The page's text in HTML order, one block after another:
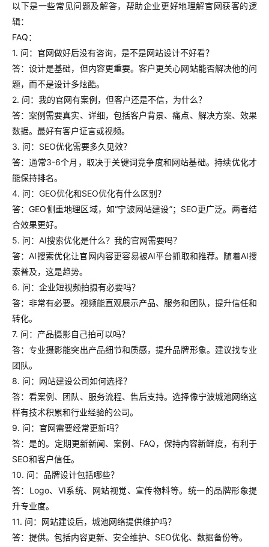
以下是一些常见问题及解答，帮助企业更好地理解官网获客的逻
辑：
FAQ：
1. 问：官网做好后没有咨询，是不是网站设计不好看？
答：设计是基础，但内容更重要。客户更关心网站能否解决他的问
题，而不是设计多炫酷。
2. 问：我的官网有案例，但客户还是不信，为什么？
答：案例需要真实、详细，包括客户背景、痛点、解决方案、效果
数据。最好有客户证言或视频。
3. 问：SEO优化需要多久见效？
答：通常3-6个月，取决于关键词竞争度和网站基础。持续优化才
能保持排名。
4. 问：GEO优化和SEO优化有什么区别？
答：GEO侧重地理区域，如“宁波网站建设”；SEO更广泛。两者结
合效果更好。
5. 问：AI搜索优化是什么？我的官网需要吗？
答：AI搜索优化让官网内容更容易被AI平台抓取和推荐。随着AI搜
索普及，这是趋势。
6. 问：企业短视频拍摄有必要吗？
答：非常有必要。视频能直观展示产品、服务和团队，提升信任和
转化。
7. 问：产品摄影自己拍可以吗？
答：专业摄影能突出产品细节和质感，提升品牌形象。建议找专业
团队。
8. 问：网站建设公司如何选择？
答：看案例、团队、服务流程、售后支持。选择像宁波城池网络这
样有技术积累和行业经验的公司。
9. 问：官网需要经常更新吗？
答：是的。定期更新新闻、案例、FAQ，保持内容新鲜度，有利于
SEO和客户信任。
10. 问：品牌设计包括哪些？
答：Logo、VI系统、网站视觉、宣传物料等。统一的品牌形象提
升专业度。
11. 问：网站建设后，城池网络提供维护吗？
答：提供。包括内容更新、安全维护、SEO优化、数据备份等。